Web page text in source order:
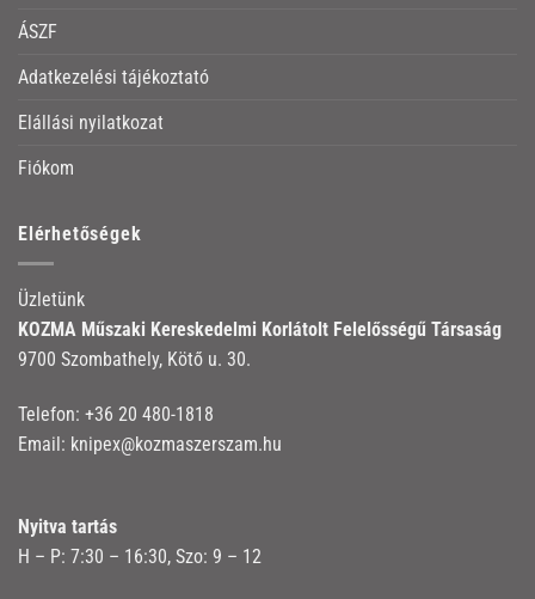
ÁSZF
Adatkezelési tájékoztató
Elállási nyilatkozat
Fiókom
Elérhetőségek
Üzletünk
KOZMA Műszaki Kereskedelmi Korlátolt Felelősségű Társaság
9700 Szombathely, Kötő u. 30.
Telefon: +36 20 480-1818
Email: knipex@kozmaszerszam.hu
Nyitva tartás
H – P: 7:30 – 16:30, Szo: 9 – 12